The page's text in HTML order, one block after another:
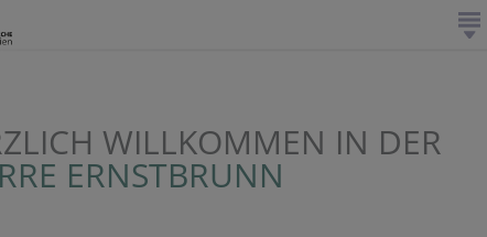
WILLKOMMEN IN DER
ERNSTBRUNN